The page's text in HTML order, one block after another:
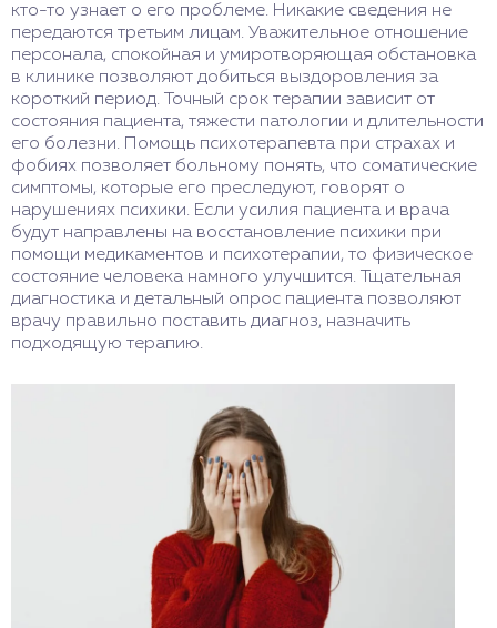
кто-то узнает о его проблеме. Никакие сведения не
передаются третьим лицам. Уважительное отношение
персонала, спокойная и умиротворяющая обстановка
в клинике позволяют добиться выздоровления за
короткий период. Точный срок терапии зависит от
состояния пациента, тяжести патологии и длительности
его болезни. Помощь психотерапевта при страхах и
фобиях позволяет больному понять, что соматические
симптомы, которые его преследуют, говорят о
нарушениях психики. Если усилия пациента и врача
будут направлены на восстановление психики при
помощи медикаментов и психотерапии, то физическое
состояние человека намного улучшится. Тщательная
диагностика и детальный опрос пациента позволяют
врачу правильно поставить диагноз, назначить
подходящую терапию.